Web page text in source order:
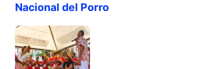
Nacional del Porro